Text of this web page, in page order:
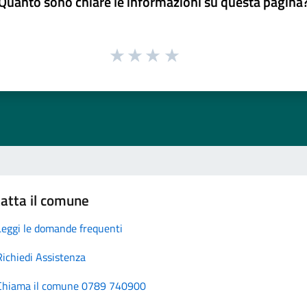
il comune
le domande frequenti
Assistenza
il comune 0789 740900